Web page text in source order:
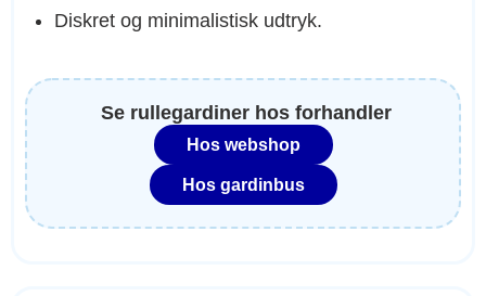
Diskret og minimalistisk udtryk.
Se rullegardinerhos forhandler
Hos webshop
Hos gardinbus